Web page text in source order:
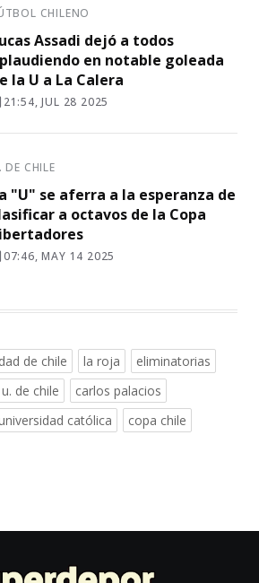
CHILENO
Assadi dejó a todos
en notable goleada
la U a La Calera
21:54, JUL 28 2025
DE CHILE
"U" se aferra a la esperanza de
a octavos de la Copa
07:46, MAY 14 2025
de chile la roja
eliminatorias
u. de chile
carlos palacios
católica
copa chile